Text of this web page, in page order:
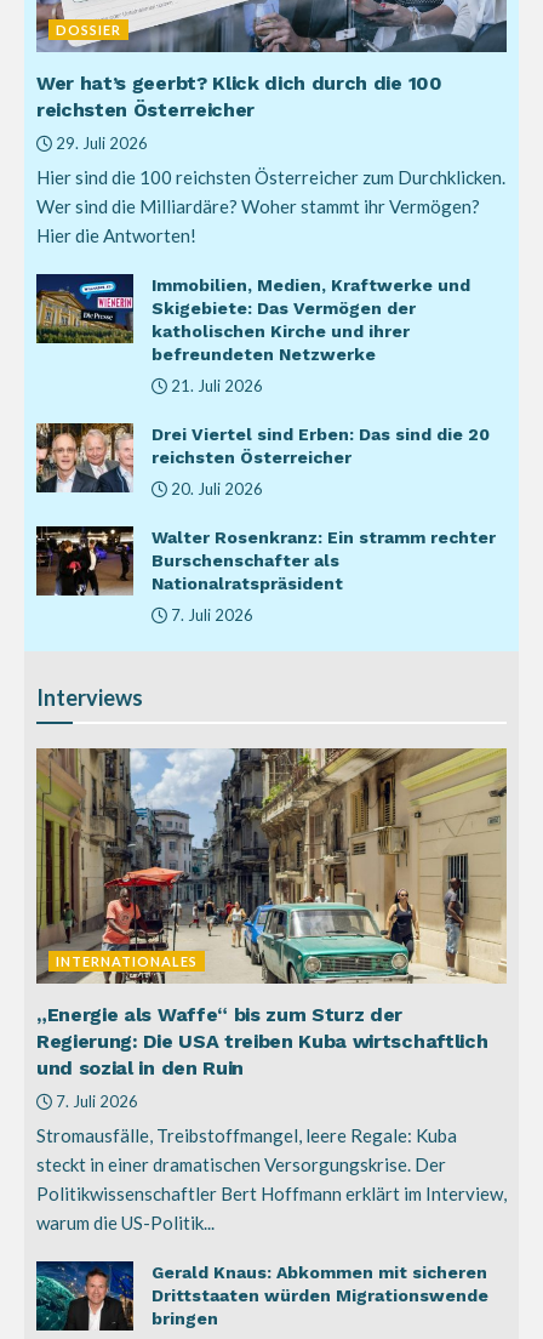
DOSSIER
Wer hat’s geerbt? Klick dich durch die 100
reichsten Österreicher
29. Juli 2026
Hier sind die 100 reichsten Österreicher zum Durchklicken.
Wer sind die Milliardäre? Woher stammt ihr Vermögen?
Hier die Antworten!
Immobilien, Medien, Kraftwerke und
Skigebiete: Das Vermögen der
katholischen Kirche und ihrer
befreundeten Netzwerke
21. Juli 2026
Drei Viertel sind Erben: Das sind die 20
reichsten Österreicher
20. Juli 2026
Walter Rosenkranz: Ein stramm rechter
Burschenschafter als
Nationalratspräsident
7. Juli 2026
Interviews
INTERNATIONALES
„Energie als Waffe“ bis zum Sturz der
Regierung: Die USA treiben Kuba wirtschaftlich
und sozial in den Ruin
7. Juli 2026
Stromausfälle, Treibstoffmangel, leere Regale: Kuba
steckt in einer dramatischen Versorgungskrise. Der
Politikwissenschaftler Bert Hoffmann erklärt im Interview,
warum die US-Politik...
Gerald Knaus: Abkommen mit sicheren
Drittstaaten würden Migrationswende
bringen